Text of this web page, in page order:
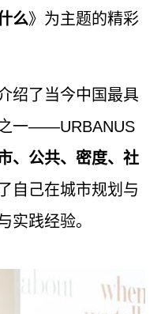
么》为主题的精彩
绍了当今中国最具
之一——URBANUS
、公共、密度、社
自己在城市规划与
实践经验。